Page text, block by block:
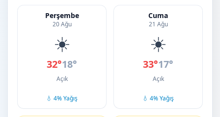
Perşembe
20 Ağu
☀️
32°18°
Açık
💧 4% Yağış
Cuma
21 Ağu
☀️
33°17°
Açık
💧 4% Yağış